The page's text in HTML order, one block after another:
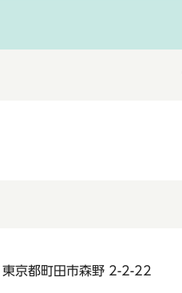
京都町田市森野 2-2-22